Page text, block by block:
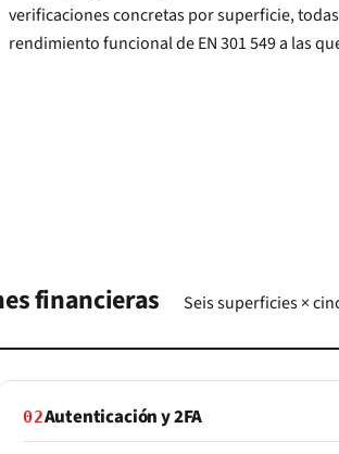
verificaciones concretas por superficie, todas
rendimiento funcional de EN 301 549
financieras Seis superficies ×
02Autenticación y 2FA